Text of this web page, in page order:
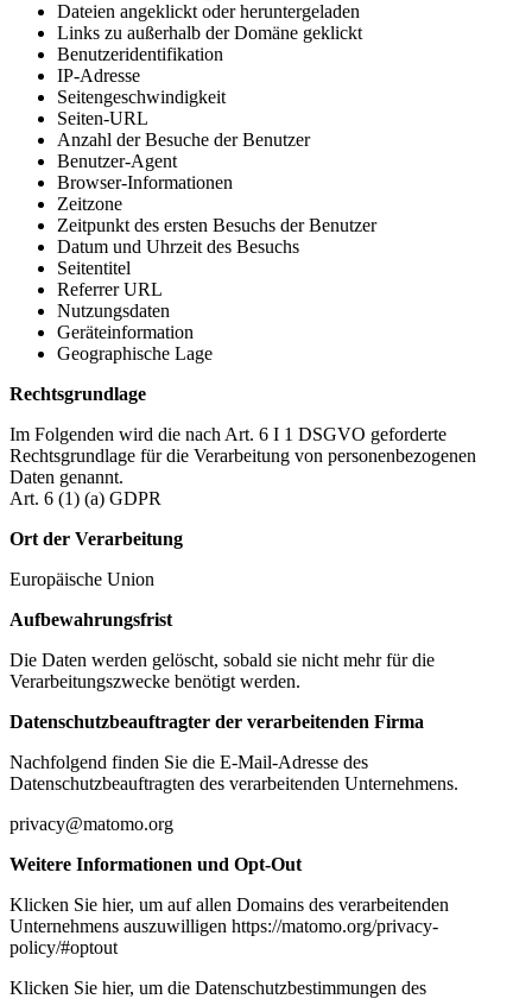
Dateien angeklickt oder heruntergeladen
Links zu außerhalb der Domäne geklickt
Benutzeridentifikation
IP-Adresse
Seitengeschwindigkeit
Seiten-URL
Anzahl der Besuche der Benutzer
Benutzer-Agent
Browser-Informationen
Zeitzone
Zeitpunkt des ersten Besuchs der Benutzer
Datum und Uhrzeit des Besuchs
Seitentitel
Referrer URL
Nutzungsdaten
Geräteinformation
Geographische Lage
Rechtsgrundlage
Im Folgenden wird die nach Art. 6 I 1 DSGVO geforderte
Rechtsgrundlage für die Verarbeitung von personenbezogenen
Daten genannt.
Art. 6 (1) (a) GDPR
Ort der Verarbeitung
Europäische Union
Aufbewahrungsfrist
Die Daten werden gelöscht, sobald sie nicht mehr für die
Verarbeitungszwecke benötigt werden.
Datenschutzbeauftragter der verarbeitenden Firma
Nachfolgend finden Sie die E-Mail-Adresse des
Datenschutzbeauftragten des verarbeitenden Unternehmens.
privacy@matomo.org
Weitere Informationen und Opt-Out
Klicken Sie hier, um auf allen Domains des verarbeitenden
Unternehmens auszuwilligen https://matomo.org/privacy-
policy/#optout
Klicken Sie hier, um die Datenschutzbestimmungen des